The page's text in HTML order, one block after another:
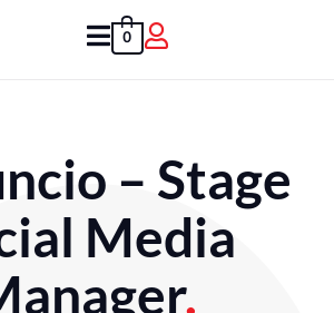
0
– Stage
Media
.